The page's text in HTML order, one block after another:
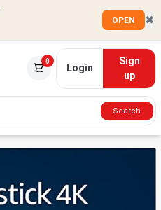
OPEN ✖
0
Login
Sign
up
Search